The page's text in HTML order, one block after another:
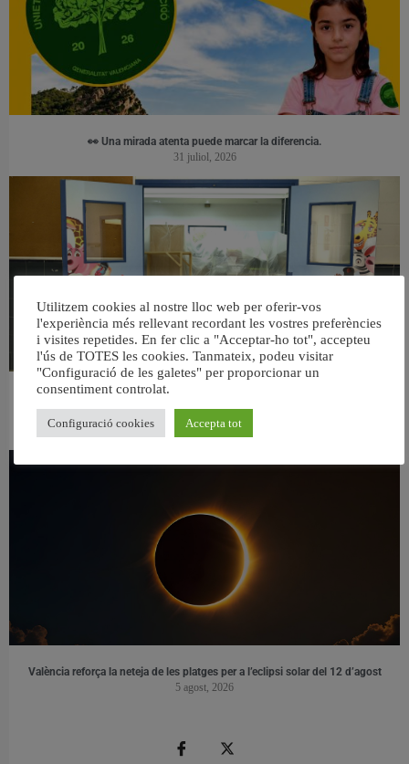
👀 Una mirada atenta puede marcar la diferencia.
31 juliol, 2026
València reforma l’Escola Infantil Pardalets i instal·larà aire condicionat a totes
5 agost, 2026
València reforça la neteja de les platges per a l’eclipsi solar del 12 d’agost
5 agost, 2026
Utilitzem cookies al nostre lloc web per oferir-vos
l'experiència més rellevant recordant les vostres preferències
i visites repetides. En fer clic a "Acceptar-ho tot", accepteu
l'ús de TOTES les cookies. Tanmateix, podeu visitar
"Configuració de les galetes" per proporcionar un
consentiment controlat.
Configuració cookies Accepta tot